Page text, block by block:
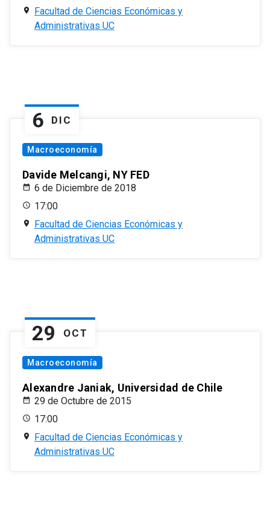
Facultad de Ciencias Económicas y
Administrativas UC
6 DIC
Macroeconomía
Davide Melcangi, NY FED
6 de Diciembre de 2018
17:00
Facultad de Ciencias Económicas y
Administrativas UC
29 OCT
Macroeconomía
Alexandre Janiak, Universidad de Chile
29 de Octubre de 2015
17:00
Facultad de Ciencias Económicas y
Administrativas UC